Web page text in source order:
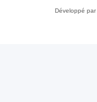
Développé par